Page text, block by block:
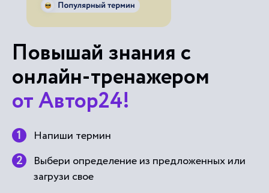
Повышай знания с
онлайн-тренажером
от Автор24!
Напиши термин
Выбери определение из предложенных или
загрузи свое